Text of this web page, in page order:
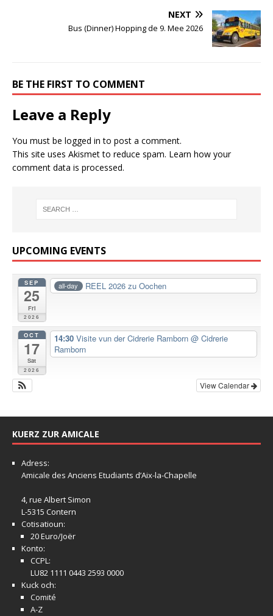
NEXT
Bus (Dinner) Hopping de 9. Mee 2026
BE THE FIRST TO COMMENT
Leave a Reply
You must be logged in to post a comment.
This site uses Akismet to reduce spam. Learn how your
comment data is processed.
UPCOMING EVENTS
SEP
25
Fri
2026
all-day REEL 2026 zu Oochen
OCT
17
Sat
2026
14:30 Visite vun der Cidrerie Ramborn @ Cidrerie
Ramborn
View Calendar
KUERZ ZUR AMICALE
Adress:
Amicale des Anciens Etudiants d’Aix-la-Chapelle
4, rue Albert Simon
L-5315 Contern
Cotisatioun:
20 Euro/Joër
Konto:
CCPL:
LU82 1111 0443 2593 0000
Kuck och:
Comité
A-Z